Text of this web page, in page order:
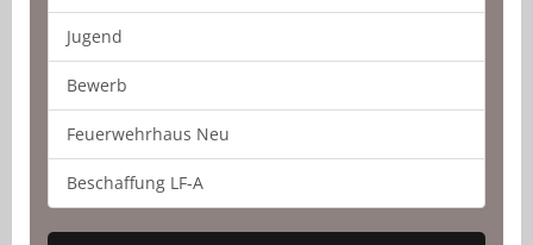
Jugend
Bewerb
Feuerwehrhaus Neu
Beschaffung LF-A